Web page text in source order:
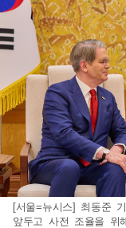
[서울=뉴시스] 최동준
앞두고 사전 조율을 위